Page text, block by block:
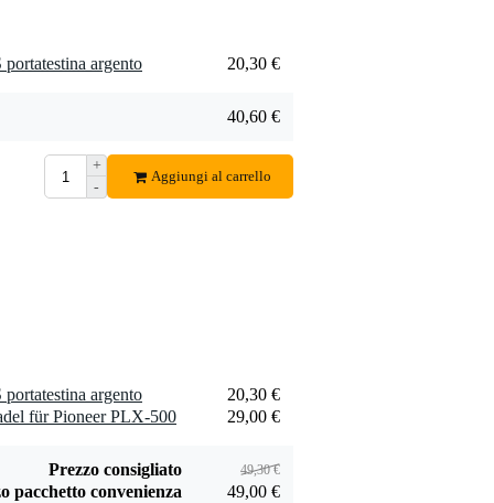
argento 20,30 €
40,60 €
+
-
Aggiungi al carrello
argento
20,30 €
für Pioneer PLX-500
29,00 €
Prezzo consigliato 49,30 €
pacchetto convenienza
49,00 €